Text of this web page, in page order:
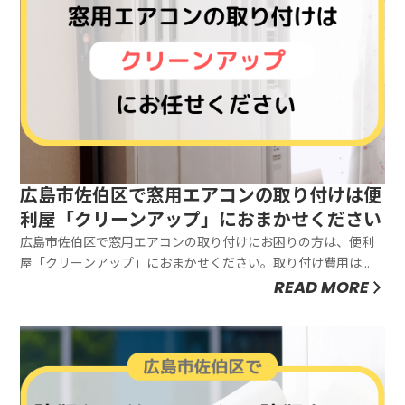
広島市佐伯区で窓用エアコンの取り付けは便
利屋「クリーンアップ」におまかせください
広島市佐伯区で窓用エアコンの取り付けにお困りの方は、便利
屋「クリーンアップ」におまかせください。取り付け費用は
7,700円から対応しています。お見積もりは無料ですので、お気
自分で設置できることもあります。しかし、実際には「設置方
法が分からず困っ...
READ MORE